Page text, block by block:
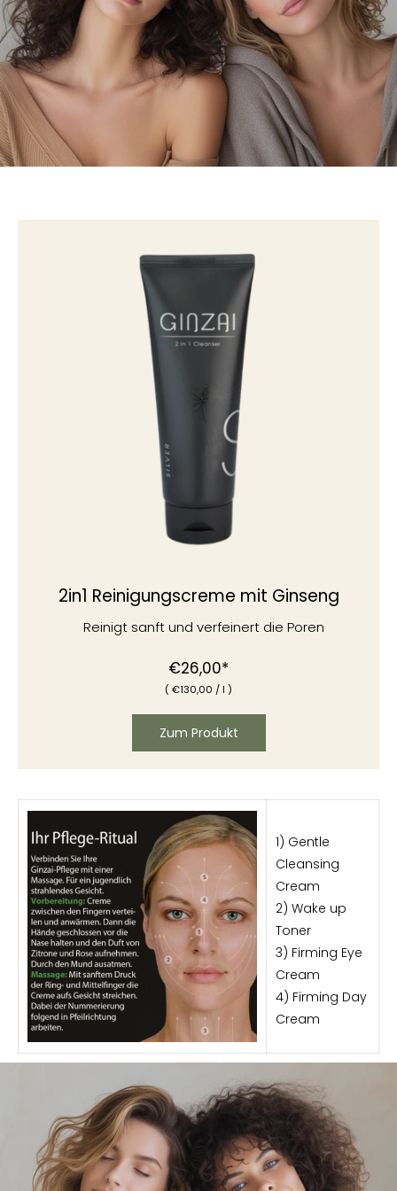
2in1 Reinigungscreme mit Ginseng
Reinigt sanft und verfeinert die Poren
€26,00*
(€130,00 / l )
Zum Produkt
1) Gentle
Cleansing
Cream
2) Wake up
Toner
3) Firming Eye
Cream
4) Firming Day
Cream